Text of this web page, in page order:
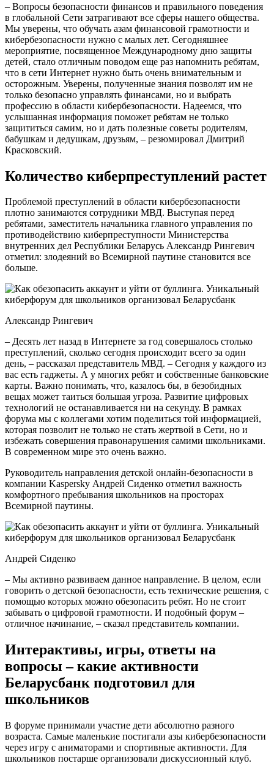
– Вопросы безопасности финансов и правильного поведения
в глобальной Сети затрагивают все сферы нашего общества.
Мы уверены, что обучать азам финансовой грамотности и
кибербезопасности нужно с малых лет. Сегодняшнее
мероприятие, посвященное Международному дню защиты
детей, стало отличным поводом еще раз напомнить ребятам,
что в сети Интернет нужно быть очень внимательным и
осторожным. Уверены, полученные знания позволят им не
только безопасно управлять финансами, но и выбрать
профессию в области кибербезопасности. Надеемся, что
услышанная информация поможет ребятам не только
защититься самим, но и дать полезные советы родителям,
бабушкам и дедушкам, друзьям, – резюмировал Дмитрий
Красковский.
Количество киберпреступлений растет
Проблемой преступлений в области кибербезопасности
плотно занимаются сотрудники МВД. Выступая перед
ребятами, заместитель начальника главного управления по
противодействию киберпреступности Министерства
внутренних дел Республики Беларусь Александр Рингевич
отметил: злодеяний во Всемирной паутине становится все
больше.
Александр Рингевич
– Десять лет назад в Интернете за год совершалось столько
преступлений, сколько сегодня происходит всего за один
день, – рассказал представитель МВД. – Сегодня у каждого из
вас есть гаджеты. А у многих ребят и собственные банковские
карты. Важно понимать, что, казалось бы, в безобидных
вещах может таиться большая угроза. Развитие цифровых
технологий не останавливается ни на секунду. В рамках
форума мы с коллегами хотим поделиться той информацией,
которая позволит не только не стать жертвой в Сети, но и
избежать совершения правонарушения самими школьниками.
В современном мире это очень важно.
Руководитель направления детской онлайн-безопасности в
компании Kaspersky Андрей Сиденко отметил важность
комфортного пребывания школьников на просторах
Всемирной паутины.
Андрей Сиденко
– Мы активно развиваем данное направление. В целом, если
говорить о детской безопасности, есть технические решения, с
помощью которых можно обезопасить ребят. Но не стоит
забывать о цифровой грамотности. И подобный форум –
отличное начинание, – сказал представитель компании.
Интерактивы, игры, ответы на
вопросы – какие активности
Беларусбанк подготовил для
школьников
В форуме принимали участие дети абсолютно разного
возраста. Самые маленькие постигали азы кибербезопасности
через игру с аниматорами и спортивные активности. Для
школьников постарше организовали дискуссионный клуб.